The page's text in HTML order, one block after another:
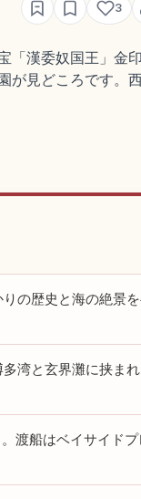
3
「漢委奴国王」金
が見どころです。
の歴史と海の絶景
湾と玄界灘に挟ま
渡船はベイサイド